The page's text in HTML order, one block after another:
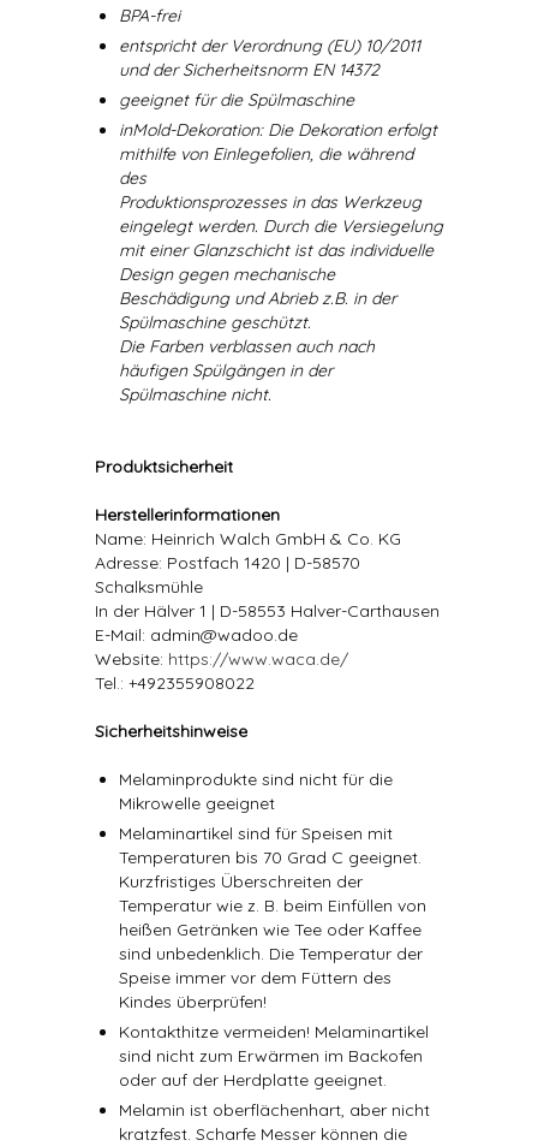
BPA-frei
entspricht der Verordnung (EU) 10/2011
und der Sicherheitsnorm EN 14372
geeignet für die Spülmaschine
inMold-Dekoration: Die Dekoration erfolgt
mithilfe von Einlegefolien, die während
des
Produktionsprozesses in das Werkzeug
eingelegt werden. Durch die Versiegelung
mit einer Glanzschicht ist das individuelle
Design gegen mechanische
Beschädigung und Abrieb z.B. in der
Spülmaschine geschützt.
Die Farben verblassen auch nach
häufigen Spülgängen in der
Spülmaschine nicht.
Produktsicherheit
Herstellerinformationen
Name: Heinrich Walch GmbH & Co. KG
Adresse: Postfach 1420 | D-58570
Schalksmühle
In der Hälver 1 | D-58553 Halver-Carthausen
E-Mail: admin@wadoo.de
Website: https://www.waca.de/
Tel.: +492355908022
Sicherheitshinweise
Melaminprodukte sind nicht für die
Mikrowelle geeignet
Melaminartikel sind für Speisen mit
Temperaturen bis 70 Grad C geeignet.
Kurzfristiges Überschreiten der
Temperatur wie z. B. beim Einfüllen von
heißen Getränken wie Tee oder Kaffee
sind unbedenklich. Die Temperatur der
Speise immer vor dem Füttern des
Kindes überprüfen!
Kontakthitze vermeiden! Melaminartikel
sind nicht zum Erwärmen im Backofen
oder auf der Herdplatte geeignet.
Melamin ist oberflächenhart, aber nicht
kratzfest. Scharfe Messer können die